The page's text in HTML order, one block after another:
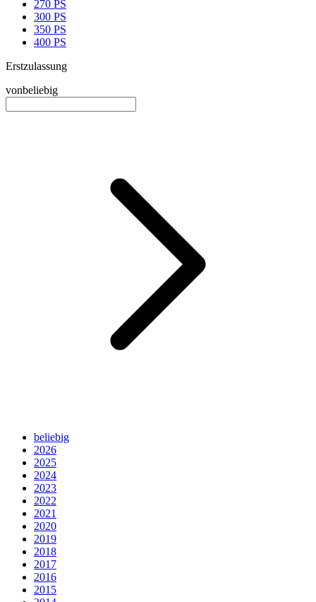
270 PS
300 PS
350 PS
400 PS
Erstzulassung
vonbeliebig
beliebig
2026
2025
2024
2023
2022
2021
2020
2019
2018
2017
2016
2015